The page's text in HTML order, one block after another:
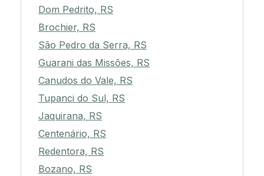
Dom Pedrito, RS
Brochier, RS
São Pedro da Serra, RS
Guarani das Missões, RS
Canudos do Vale, RS
Tupanci do Sul, RS
Jaquirana, RS
Centenário, RS
Redentora, RS
Bozano, RS